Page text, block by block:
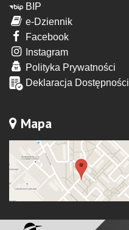
BIP
e-Dziennik
Facebook
Instagram
Polityka Prywatności
Deklaracja Dostępności
Mapa